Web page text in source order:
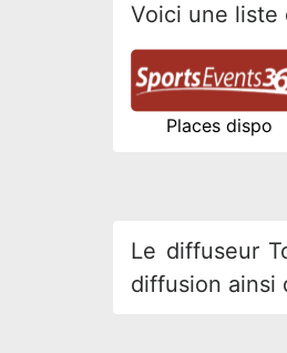
Voici une liste
Places dispo
Le diffuseur
diffusion ainsi